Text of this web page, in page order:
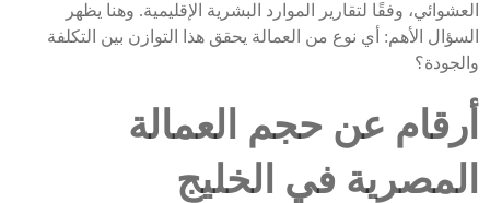
العشوائي، وفقًا لتقارير الموارد البشرية الإقليمية. وهنا يظهر
السؤال الأهم: أي نوع من العمالة يحقق هذا التوازن بين التكلفة
والجودة؟
أرقام عن حجم العمالة
المصرية في الخليج